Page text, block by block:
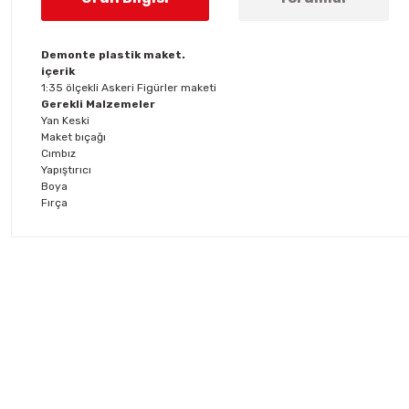
Demonte plastik maket.
içerik
1:35 ölçekli Askeri Figürler maketi
Gerekli Malzemeler
Yan Keski
Maket bıçağı
Cımbız
Yapıştırıcı
Boya
Fırça